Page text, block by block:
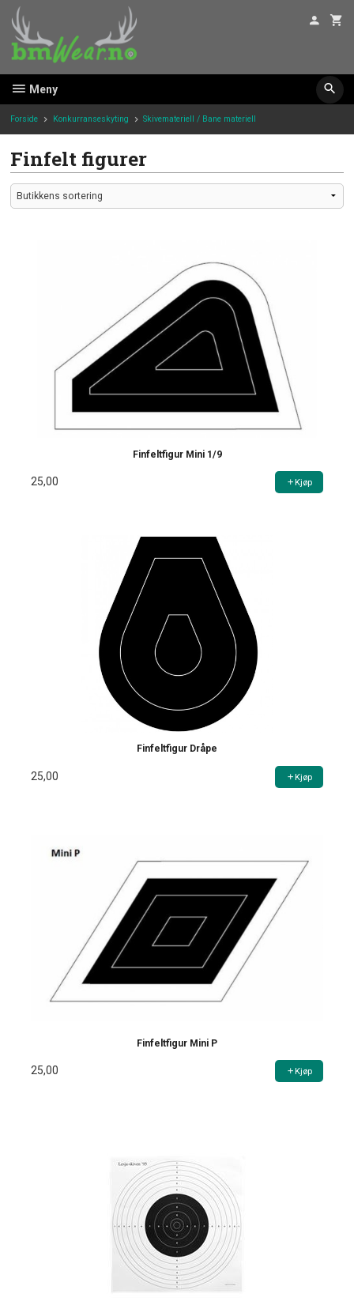
innholdet
Meny
Forside Konkurranseskyting Skivemateriell / Bane materiell
Finfelt figurer
Finfeltfigur Mini 1/9
25,00 Kjøp
Finfeltfigur Dråpe
25,00 Kjøp
Finfeltfigur Mini P
25,00 Kjøp